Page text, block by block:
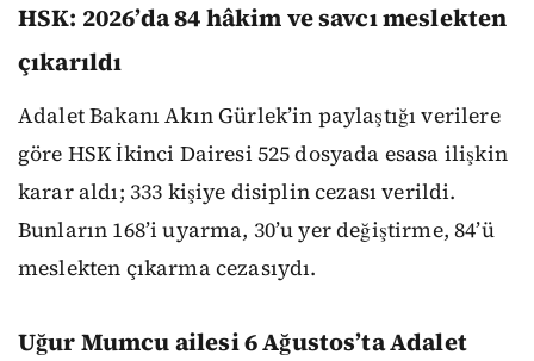
HSK: 2026’da 84 hâkim ve savcı meslekten
çıkarıldı
Adalet Bakanı Akın Gürlek’in paylaştığı verilere
göre HSK İkinci Dairesi 525 dosyada esasa ilişkin
karar aldı; 333 kişiye disiplin cezası verildi.
Bunların 168’i uyarma, 30’u yer değiştirme, 84’ü
meslekten çıkarma cezasıydı.
Uğur Mumcu ailesi 6 Ağustos’ta Adalet